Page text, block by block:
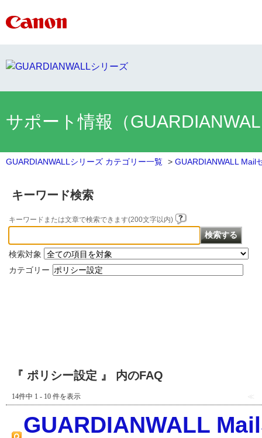
サポート情報（
GUARDIANWALLシリーズ カテゴリー一覧 > GUARDIANWALL Mail
キーワード検索
キーワードまたは文章で検索できます(200文字以内)
検索対象
カテゴリー
『 ポリシー設定 』 内のFAQ
14件中 1 - 10 件を表示 ≪
GUARDIANWALL